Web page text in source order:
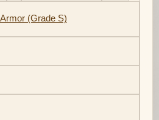
(Grade S)